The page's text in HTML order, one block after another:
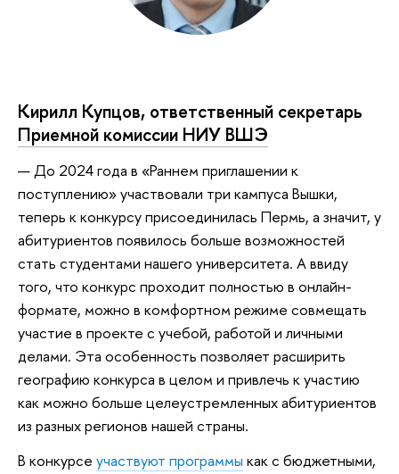
Кирилл Купцов, ответственный секретарь
Приемной комиссии НИУ ВШЭ
— До 2024 года в «Раннем приглашении к
поступлению» участвовали три кампуса Вышки,
теперь к конкурсу присоединилась Пермь, а значит, у
абитуриентов появилось больше возможностей
стать студентами нашего университета. А ввиду
того, что конкурс проходит полностью в онлайн-
формате, можно в комфортном режиме совмещать
участие в проекте с учебой, работой и личными
делами. Эта особенность позволяет расширить
географию конкурса в целом и привлечь к участию
как можно больше целеустремленных абитуриентов
из разных регионов нашей страны.
В конкурсе участвуют программы как с бюджетными,